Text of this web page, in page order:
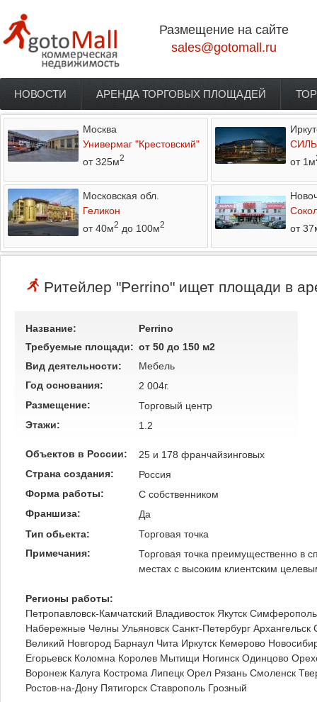
Размещение на сайте
sales@gotomall.ru
Главное меню
НОВОСТИ АРЕНДА ТОРГОВЫХ ПЛОЩАДЕЙ
Москва
Универмаг "Крестовский"
от 325м2
от 1м
Московская обл.
Геликон
от 40м2 до 100м2
от
Ритейлер "Perrino" ищет площади в
Название:
Perrino
Требуемые площади: от 50 до 150 м2
Вид деятельности:
Мебель
Год основания:
2 004г.
Размещение:
Торговый центр
Этажи:
1.2
Объектов в России:
25 и 178 франчайзинговых
Страна создания:
Россия
Форма работы:
C собственником
Франшиза:
Да
Тип обьекта:
Торговая точка
Примечания:
Торговая точка преимущественно в
местах с высоким клиентским
Регионы работы:
Петропавловск-Камчатский Владивосток Якутск Симферополь
Набережные Челны Ульяновск Санкт-Петербург Архангельск
Великий Новгород Барнаул Чита Иркутск Кемерово
Егорьевск Коломна Королев Мытищи Ногинск Одинцово
Воронеж Калуга Кострома Липецк Орел Рязань Смоленск
Ростов-на-Дону Пятигорск Ставрополь Грозный